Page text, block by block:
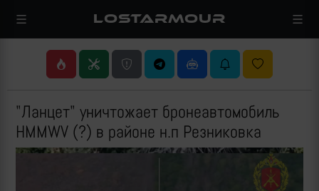
LOSTARMOUR
"Ланцет" уничтожает бронеавтомобиль
HMMWV (?) в районе н.п Резниковка